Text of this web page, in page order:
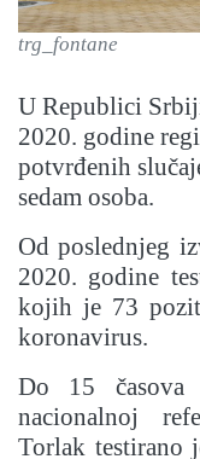
trg_fontane
U Republici
2020. godine
potvrđenih
sedam osoba.
Od poslednjeg
2020. godine
kojih je 73
koronavirus.
Do 15 časova
nacionalnoj
Torlak testirano